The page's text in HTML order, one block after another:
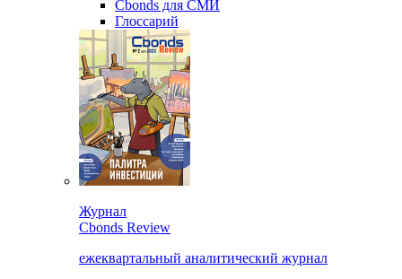
Cbonds для СМИ
Глоссарий
Журнал
Cbonds Review
ежеквартальный аналитический журнал